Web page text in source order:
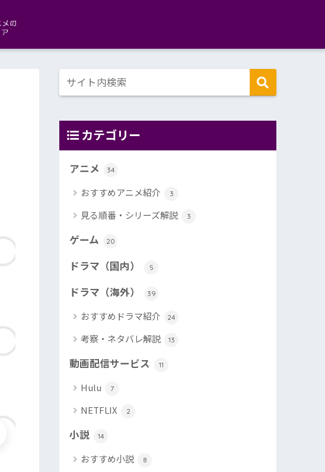
カテゴリー
アニメ 34
おすすめアニメ紹介 3
見る順番・シリーズ解説 3
ゲーム 20
ドラマ（国内） 5
ドラマ（海外） 39
おすすめドラマ紹介 24
考察・ネタバレ解説 13
動画配信サービス 11
Hulu 7
NETFLIX 2
小説 14
おすすめ小説 8